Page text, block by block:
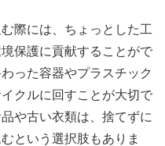
際には、ちょっとした工
保護に貢献することがで
った容器やプラスチック
クルに回すことが大切で
や古い衣類は、捨てずに
という選択肢もありま